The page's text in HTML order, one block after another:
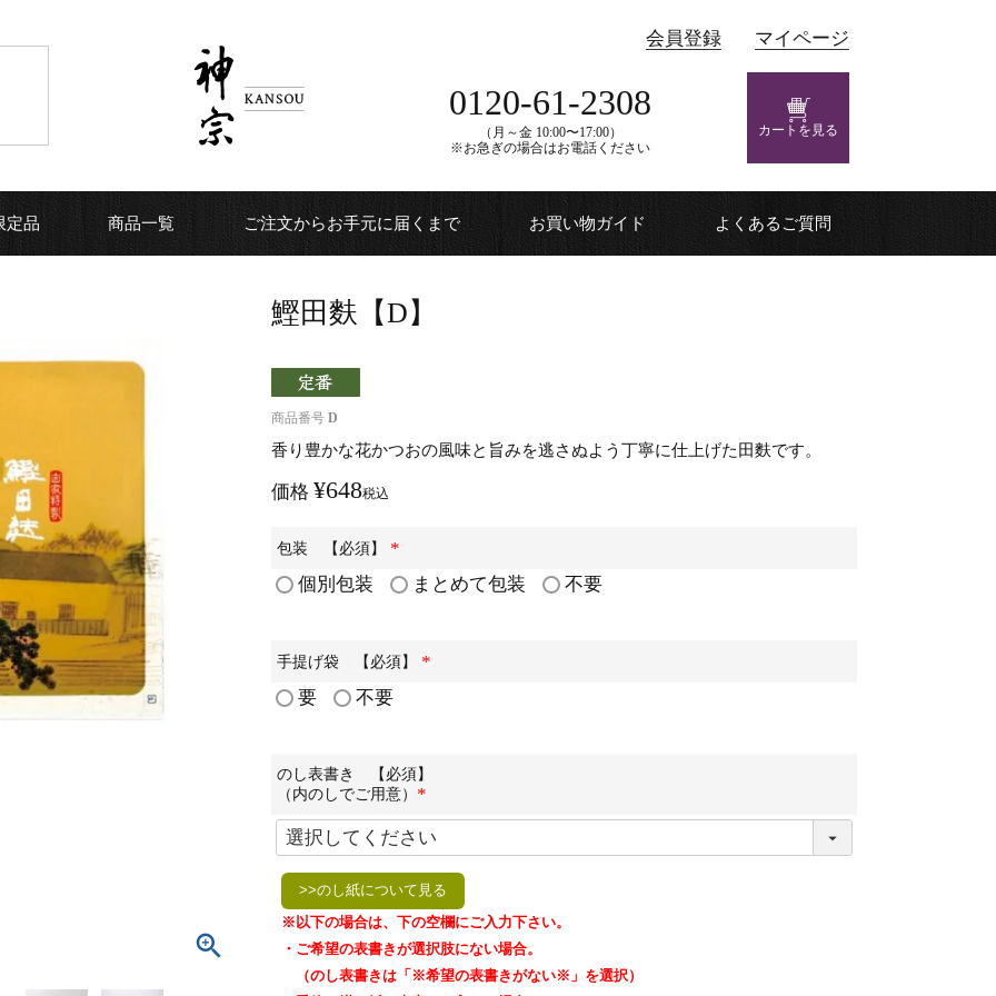
会員登録 マイページ
0120-61-2308
（月～金 10:00〜17:00）
※お急ぎの場合はお電話ください
カートを見る
定品 商品一覧 ご注文からお手元に届くまで お買い物ガイド よくあるご質問
鰹田麩【D】
商品番号 D
香り豊かな花かつおの風味と旨みを逃さぬよう丁寧に仕上げた田麩です。
価格 ¥648税込
包装 【必須】
必
個別包装 まとめて包装 不要
手提げ袋 【必須】
要 不要
のし表書き 【必須】
（内のしでご用意）
(
必
須
)
>>のし紙について見る
※以下の場合は、下の空欄にご入力下さい。
・ご希望の表書きが選択肢にない場合。
（のし表書きは「※希望の表書きがない※」を選択）